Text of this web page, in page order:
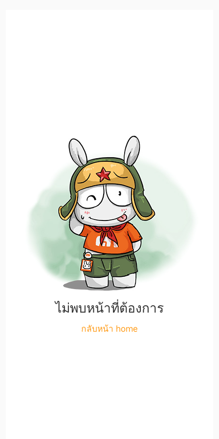
ไม่พบหน้าที่ต้องการ
กลับหน้า home